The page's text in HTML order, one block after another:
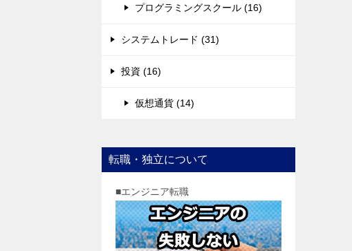
プログラミングスクール (16)
システムトレード (31)
投資 (16)
仮想通貨 (14)
転職・独立について
■エンジニア転職